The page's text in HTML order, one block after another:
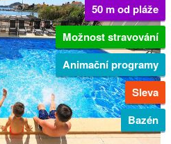
50 m od pláže
Možnost stravování
Animační programy
Sleva
Bazén